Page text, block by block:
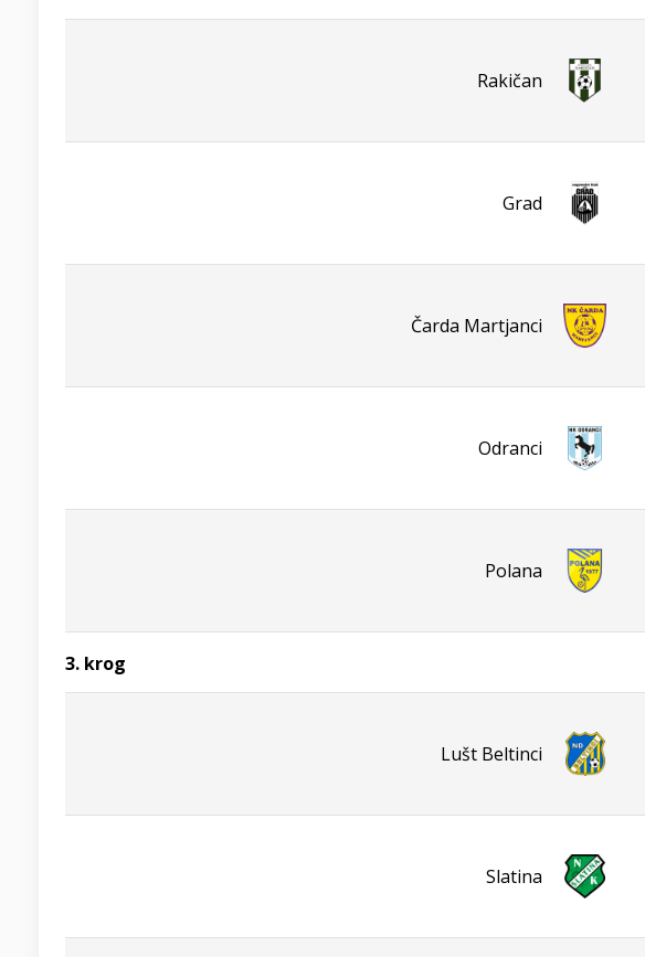
Rakičan
Grad
Čarda Martjanci
Odranci
Polana
3. krog
Lušt Beltinci
Slatina